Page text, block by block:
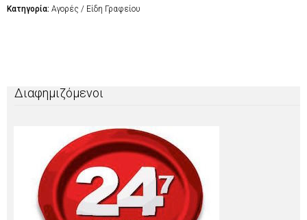
Κατηγορία: Αγορές / Είδη Γραφείου
Διαφημιζόμενοι